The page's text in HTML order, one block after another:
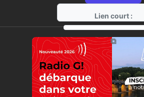
Lien court :
⧉